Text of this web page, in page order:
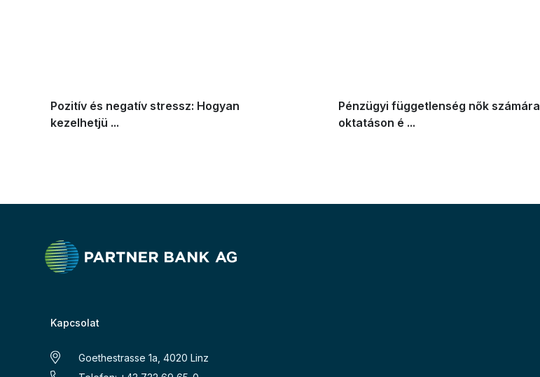
Pozitív és negatív stressz: Hogyan
kezelhetjü ...
Pénzügyi függetlenség nők számára
oktatáson é ...
Kapcsolat
Goethestrasse 1a, 4020 Linz